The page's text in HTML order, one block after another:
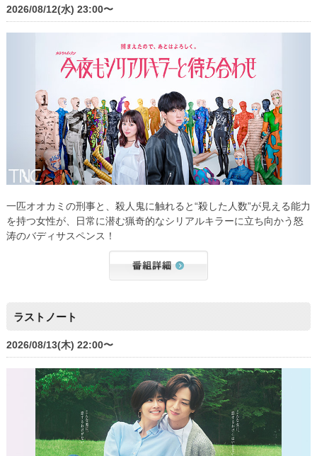
2026/08/12(水) 23:00〜
一匹オオカミの刑事と、殺人鬼に触れると“殺した人数”が見える能力
を持つ女性が、日常に潜む猟奇的なシリアルキラーに立ち向かう怒
涛のバディサスペンス！
ラストノート
2026/08/13(木) 22:00〜